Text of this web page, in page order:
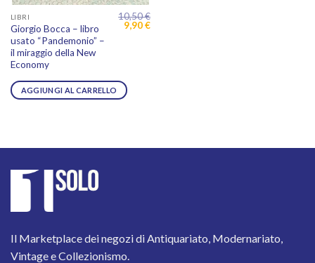
LIBRI
Giorgio Bocca – libro
usato “Pandemonio” –
il miraggio della New
Economy
10,50€
Il
prezzo
9,90€Il
AGGIUNGI AL CARRELLO
Il Marketplace dei negozi di Antiquariato, Modernariato,
Vintage e Collezionismo.